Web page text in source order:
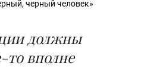
черный человек»
должны
то вполне